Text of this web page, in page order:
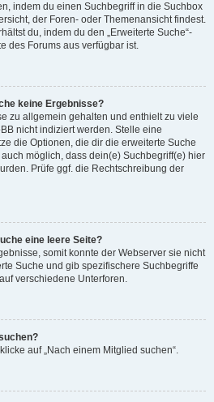
indem du einen Suchbegriff in die Suchbox
der Foren- oder Themenansicht findest.
du, indem du den „Erweiterte Suche“-
des Forums aus verfügbar ist.
keine Ergebnisse?
zu allgemein gehalten und enthielt zu viele
nicht indiziert werden. Stelle eine
die Optionen, die dir die erweiterte Suche
möglich, dass dein(e) Suchbegriff(e) hier
Prüfe ggf. die Rechtschreibung der
eine leere Seite?
somit konnte der Webserver sie nicht
Suche und gib spezifischere Suchbegriffe
verschiedene Unterforen.
auf „Nach einem Mitglied suchen“.